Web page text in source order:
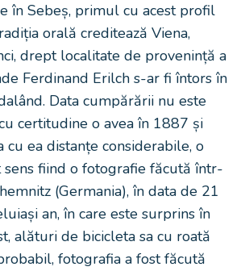
în Sebeș, primul cu acest profil
orală creditează Viena,
drept localitate de provenință a
Ferdinand Erilch s-ar fi întors în
Data cumpărării nu este
certitudine o avea în 1887 și
cu ea distanțe considerabile, o
sens fiind o fotografie făcută într-
(Germania), în data de 21
an, în care este surprins în
alături de bicicleta sa cu roată
fotografia a fost făcută